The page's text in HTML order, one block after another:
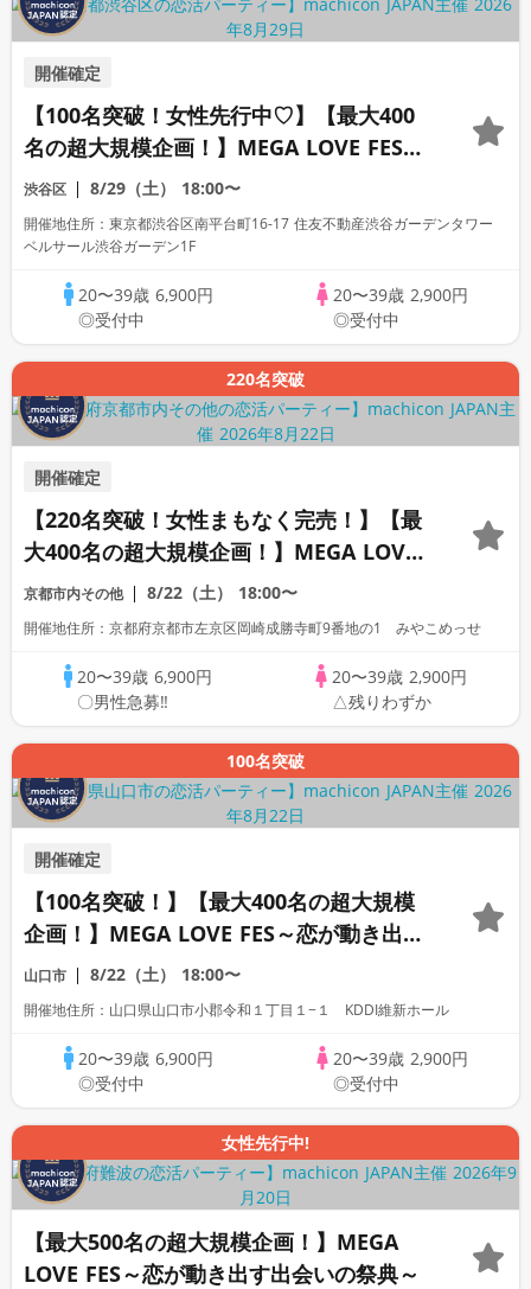
開催確定
【100名突破！女性先行中♡】【最大400
名の超大規模企画！】MEGA LOVE FES～
恋が動き出す出会いの祭典～
渋谷区 8/29（土） 18:00〜
開催地住所：東京都渋谷区南平台町16-17 住友不動産渋谷ガーデンタワー
ベルサール渋谷ガーデン1F
20〜39歳 6,900円
◎受付中
20〜39歳 2,900円
◎受付中
220名突破
開催確定
【220名突破！女性まもなく完売！】【最
大400名の超大規模企画！】MEGA LOVE
FES～恋が動き出す出会いの祭典～
京都市内その他 8/22（土） 18:00〜
開催地住所：京都府京都市左京区岡崎成勝寺町9番地の1 みやこめっせ
20〜39歳6,900円
〇男性急募‼
20〜39歳2,900円
△残りわずか
100名突破
開催確定
【100名突破！】【最大400名の超大規模
企画！】MEGA LOVE FES～恋が動き出す
出会いの祭典～
山口市 8/22（土） 18:00〜
開催地住所：山口県山口市小郡令和１丁目１−１ KDDI維新ホール
20〜39歳 6,900円
◎受付中
20〜39歳 2,900円
◎受付中
女性先行中!
【最大500名の超大規模企画！】MEGA
LOVE FES～恋が動き出す出会いの祭典～